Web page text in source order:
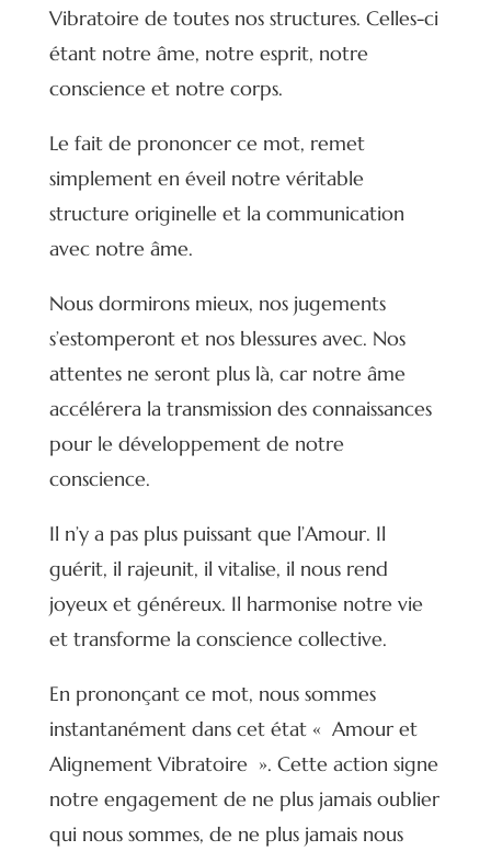
Vibratoire de toutes nos structures. Celles-ci
étant notre âme, notre esprit, notre
conscience et notre corps.
Le fait de prononcer ce mot, remet
simplement en éveil notre véritable
structure originelle et la communication
avec notre âme.
Nous dormirons mieux, nos jugements
s’estomperont et nos blessures avec. Nos
attentes ne seront plus là, car notre âme
accélérera la transmission des connaissances
pour le développement de notre
conscience.
Il n’y a pas plus puissant que l’Amour. Il
guérit, il rajeunit, il vitalise, il nous rend
joyeux et généreux. Il harmonise notre vie
et transforme la conscience collective.
En prononçant ce mot, nous sommes
instantanément dans cet état « Amour et
Alignement Vibratoire ». Cette action signe
notre engagement de ne plus jamais oublier
qui nous sommes, de ne plus jamais nous